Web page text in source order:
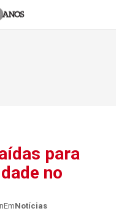
para
no
EmNotícias